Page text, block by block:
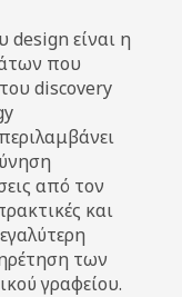
είναι η
που
discovery
από τον
και
των
γραφείου.